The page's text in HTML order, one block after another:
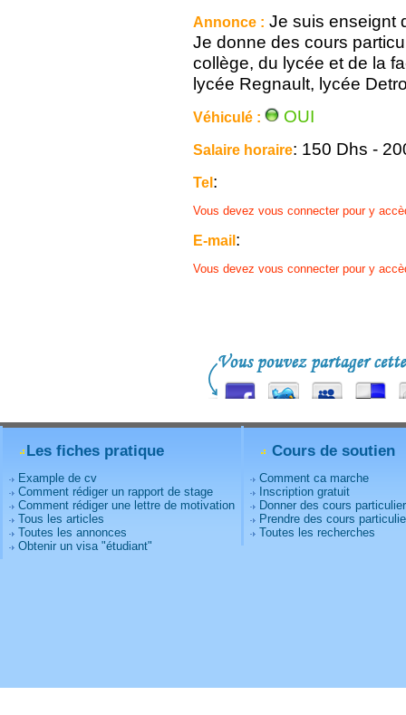
Annonce : Je suis enseignt
Je donne des cours
collège, du lycée et de la
lycée Regnault, lycée
Véhiculé : OUI
Salaire horaire: 150 Dhs -
Tel:
Vous devez vous connecter pour y
E-mail:
Vous devez vous connecter pour y
Les fiches pratique
Example de cv
Comment rédiger un rapport de stage
Comment rédiger une lettre de motivation
Tous les articles
Toutes les annonces
Obtenir un visa "étudiant"
Cours de soutien
Comment ca marche
Inscription gratuit
Donner des cours
Prendre des cours
Toutes les recherches